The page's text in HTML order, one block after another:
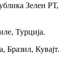
Зелен РТ,
Турција.
Бразил, Кувајт.